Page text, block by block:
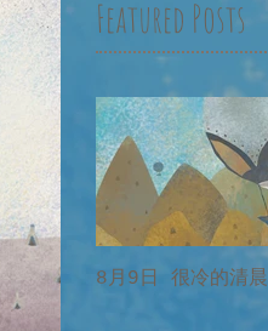
Featured Posts
8月9日 很冷的清晨